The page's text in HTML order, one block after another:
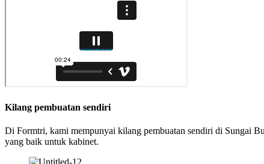
Kilang pembuatan sendiri
Di Formtri, kami mempunyai kilang pembuatan sendiri di Sungai
yang baik untuk kabinet.